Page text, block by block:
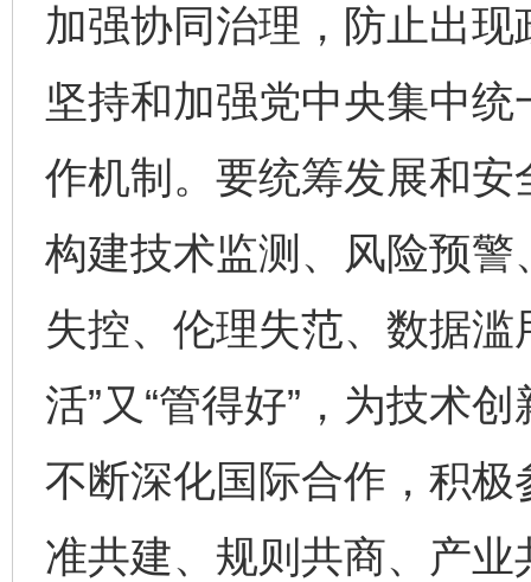
加强协同治理，防止出
坚持和加强党中央集中
作机制。要统筹发展和
构建技术监测、风险预
失控、伦理失范、数据
活”又“管得好”，为技术
不断深化国际合作，积
准共建、规则共商、产业